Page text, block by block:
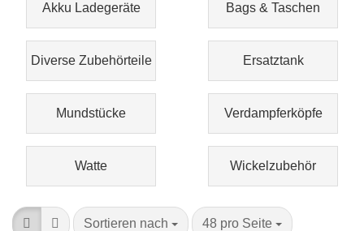
Akku Ladegeräte Bags & Taschen
Diverse Zubehörteile Ersatztank
Mundstücke Verdampferköpfe
Watte Wickelzubehör
Sortieren nach
Sortieren nach 48 pro Seite
pro Seite